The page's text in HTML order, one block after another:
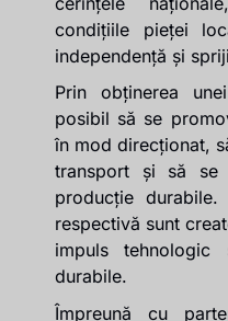
condițiile pieței
independență și
Prin obținerea
posibil să se
în mod direcționat,
transport și să se
producție
respectivă sunt
impuls tehnologic
durabile.
Împreună cu